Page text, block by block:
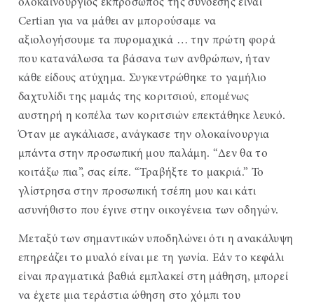
ολοκαίνουργιος εκπρόσωπος της σύνδεσης είναι
Certian για να μάθει αν μπορούσαμε να
αξιολογήσουμε τα πυρομαχικά … την πρώτη φορά
που κατανάλωσα τα βάσανα των ανθρώπων, ήταν
κάθε είδους ατύχημα. Συγκεντρώθηκε το γαμήλιο
δαχτυλίδι της μαμάς της κοριτσιού, επομένως
αυστηρή η κοπέλα των κοριτσιών επεκτάθηκε λευκό.
Όταν με αγκάλιασε, ανάγκασε την ολοκαίνουργια
μπάντα στην προσωπική μου παλάμη. “Δεν θα το
κοιτάξω πια”, σας είπε. “Τραβήξτε το μακριά.” Το
γλίστρησα στην προσωπική τσέπη μου και κάτι
ασυνήθιστο που έγινε στην οικογένεια των οδηγών.
Μεταξύ των σημαντικών υποδηλώνει ότι η ανακάλυψη
επηρεάζει το μυαλό είναι με τη γωνία. Εάν το κεφάλι
είναι πραγματικά βαθιά εμπλακεί στη μάθηση, μπορεί
να έχετε μια τεράστια ώθηση στο χόμπι του